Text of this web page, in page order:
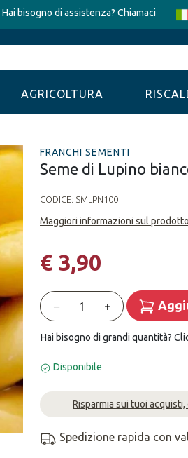
Hai bisogno di assistenza? Chiamaci
AGRICOLTURA
FRANCHI SEMENTI
Seme di Lupino
CODICE: SMLPN100
Maggiori informazioni sul
€ 3,90
Quantità
− +
Hai bisogno di grandi quantità?
Disponibile
Risparmia sui tuoi
Spedizione rapida con